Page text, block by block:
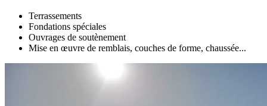
Terrassements
Fondations spéciales
Ouvrages de soutènement
Mise en œuvre de remblais, couches de forme, chaussée...